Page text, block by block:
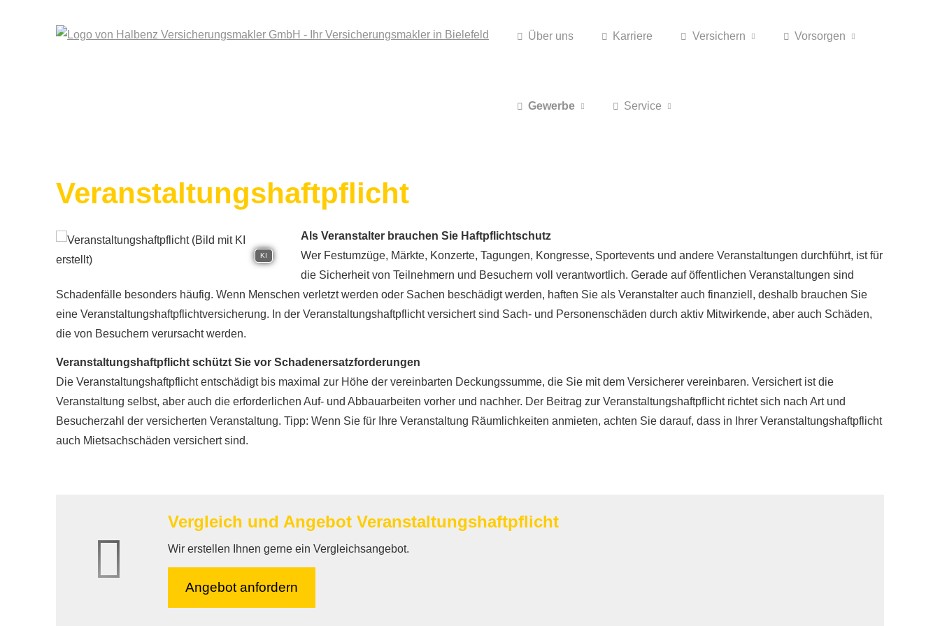
Über uns Karriere Versichern Vorsorgen
Gewerbe Service
Veranstaltungshaftpflicht
KI
Als Veranstalter brauchen Sie Haft­pflichtschutz
Wer Festumzüge, Märkte, Konzerte, Tagungen, Kongresse, Sportevents und andere Veranstaltungen durchführt, ist für
die Sicherheit von Teilnehmern und Besuchern voll verantwortlich. Gerade auf öffentlichen Veranstaltungen sind
Schadenfälle besonders häufig. Wenn Menschen verletzt werden oder Sachen beschädigt werden, haften Sie als Veranstalter auch finanziell, deshalb brauchen Sie
eine Veranstaltungshaftpflichtversicherung. In der Veranstaltungshaftpflicht versichert sind Sach- und Per­sonenschäden durch aktiv Mitwirkende, aber auch Schäden,
die von Besuchern verursacht werden.
Veranstaltungshaftpflicht schützt Sie vor Schadenersatzforderungen
Die Veranstaltungshaftpflicht entschädigt bis maximal zur Höhe der vereinbarten Deckungs­summe, die Sie mit dem Versicherer vereinbaren. Versichert ist die
Veranstaltung selbst, aber auch die erforderlichen Auf- und Abbauarbeiten vorher und nachher. Der Beitrag zur Veranstaltungshaftpflicht richtet sich nach Art und
Besucherzahl der versicherten Veranstaltung. Tipp: Wenn Sie für Ihre Veranstaltung Räumlichkeiten anmieten, achten Sie darauf, dass in Ihrer Veranstaltungshaftpflicht
auch Mietsachschäden versichert sind.
Vergleich und Angebot Veranstaltungshaftpflicht
Wir erstellen Ihnen gerne ein Vergleichsangebot.
An­ge­bot an­for­dern